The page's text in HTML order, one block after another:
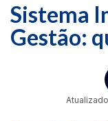
Sistema
Gestão: